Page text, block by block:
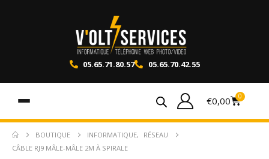
05.65.71.80.57 05.65.70.42.55
€0,00 0
BOUTIQUE INFORMATIQUE,
RÉSEAU
CÂBLE RJ9 MÂLE-MÂLE 2M À SPIRALE